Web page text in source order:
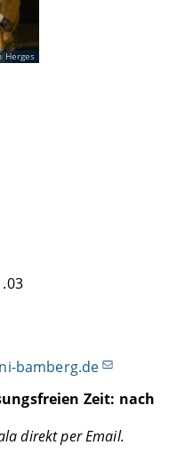
Herges
bamberg.de
Zeit: nach
direkt per Email.